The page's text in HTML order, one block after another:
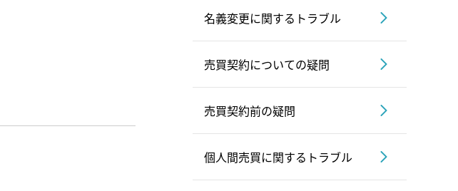
名義変更に関するトラブル
売買契約についての疑問
売買契約前の疑問
個人間売買に関するトラブル